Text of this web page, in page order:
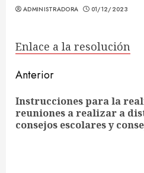
ADMINISTRADORA 01/12/2023
Enlace a la resolución
Sigue
leyendo
Anterior
Instrucciones para la
reuniones a realizar a
consejos escolares y